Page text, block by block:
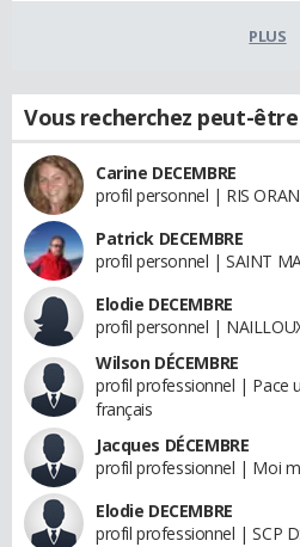
PLUS
Vous recherchez peut-être
Carine DECEMBRE
profil personnel | RIS
Patrick DECEMBRE
profil personnel | SAINT
Elodie DECEMBRE
profil personnel |
Wilson DÉCEMBRE
profil professionnel | Pace
français
Jacques DÉCEMBRE
profil professionnel | Moi
Elodie DECEMBRE
profil professionnel | SCP